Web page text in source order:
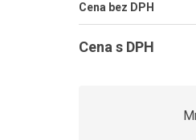
Cena bez DPH
Cena s DPH